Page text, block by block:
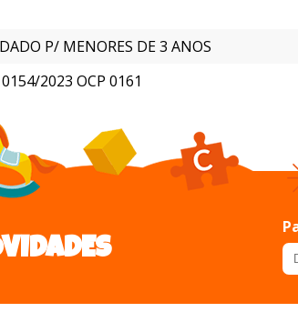
P/ MENORES DE 3 ANOS
2023 OCP 0161